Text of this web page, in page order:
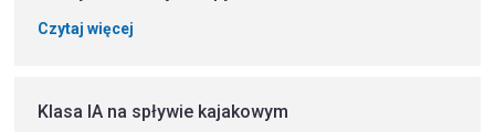
Czytaj więcej
Klasa IA na spływie kajakowym